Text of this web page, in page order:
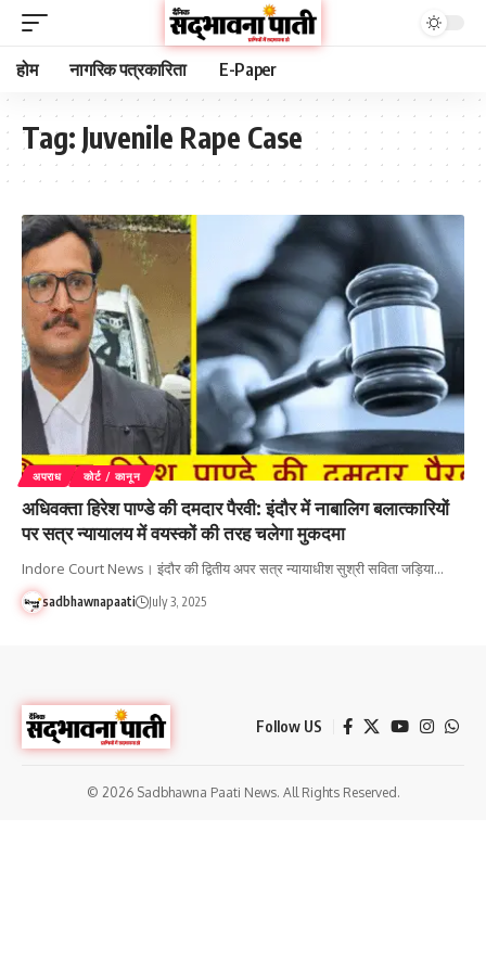
होम नागरिक पत्रकारिता E-Paper
Tag: Juvenile Rape Case
अपराध कोर्ट / कानून
अधिवक्ता हिरेश पाण्डे की दमदार पैरवी: इंदौर में नाबालिग बलात्कारियों
पर सत्र न्यायालय में वयस्कों की तरह चलेगा मुकदमा
Indore Court News। इंदौर की द्वितीय अपर सत्र न्यायाधीश सुश्री सविता जड़िया…
sadbhawnapaati July 3, 2025
Follow US
© 2026 Sadbhawna Paati News. All Rights Reserved.